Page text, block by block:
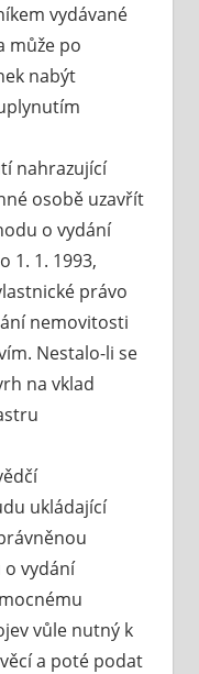
vydávané
může po
nabýt
nahrazující
osobě uzavřít
o vydání
1. 1. 1993,
právo
nemovitosti
Nestalo-li se
na vklad
ukládající
vydání
vůle nutný k
a poté podat